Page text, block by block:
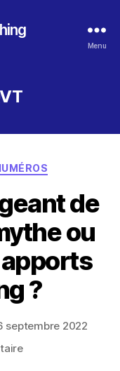
Menu
de
ou
?
septembre 2022
sur